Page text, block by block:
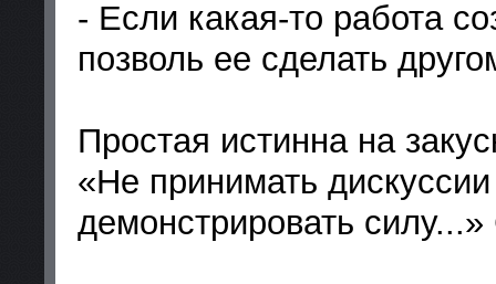
- Если какая-то работа
позволь ее сделать
Простая истинна на
«Не принимать
демонстрировать